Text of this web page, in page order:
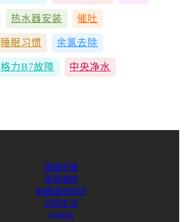
热水器安装 催吐
睡眠习惯 余氯去除
格力B7故障 中央净水
保姆月嫂
家庭维修
电器维修知识
日常生活
sitemap